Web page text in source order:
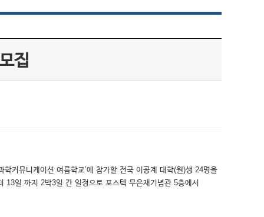
집
커뮤니케이션 여름학교’에 참가할 전국 이공계 대학(원)생 24명을
13일 까지 2박3일 간 일정으로 포스텍 무은재기념관 5층에서